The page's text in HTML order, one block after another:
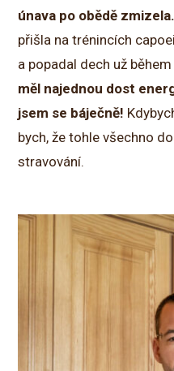
únava po obědě zmizela.
přišla na trénincích
a popadal dech už
měl najednou dost
jsem se báječně!
bych, že tohle všechno
stravování.